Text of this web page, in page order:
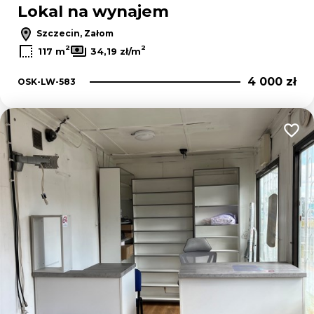
Lokal na wynajem
Szczecin, Załom
117 m2 34,19 zł/m2
OSK-LW-583 4 000 zł